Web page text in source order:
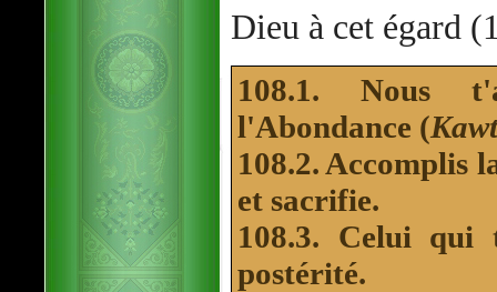
Dieu à cet égard
108.1. Nous
l'Abondance (
108.2. Accomplis
et sacrifie.
108.3. Celui qui
postérité.